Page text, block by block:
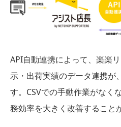
API自動連携によって、楽楽
示・出荷実績のデータ連携が
す。CSVでの手動作業がなく
務効率を大きく改善すること